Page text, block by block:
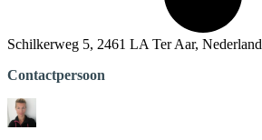
Schilkerweg 5, 2461 LA Ter Aar, Nederland
Contactpersoon